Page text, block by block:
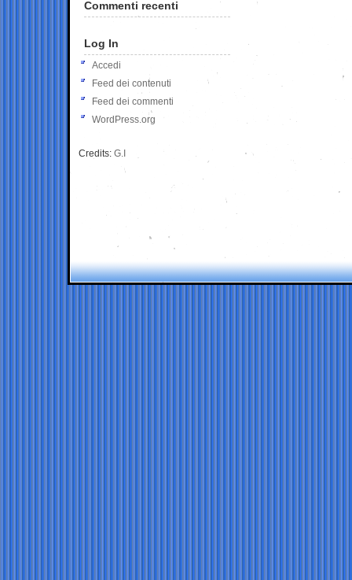
Commenti recenti
Log In
Accedi
Feed dei contenuti
Feed dei commenti
WordPress.org
Credits: G.I